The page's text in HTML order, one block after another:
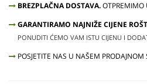
BREZPLAČNA DOSTAVA.OTPREMIMO
GARANTIRAMO NAJNIŽE CIJENE
PONUDITI ĆEMO VAM ISTU CIJENU I
POSJETITE NAS U NAŠEM